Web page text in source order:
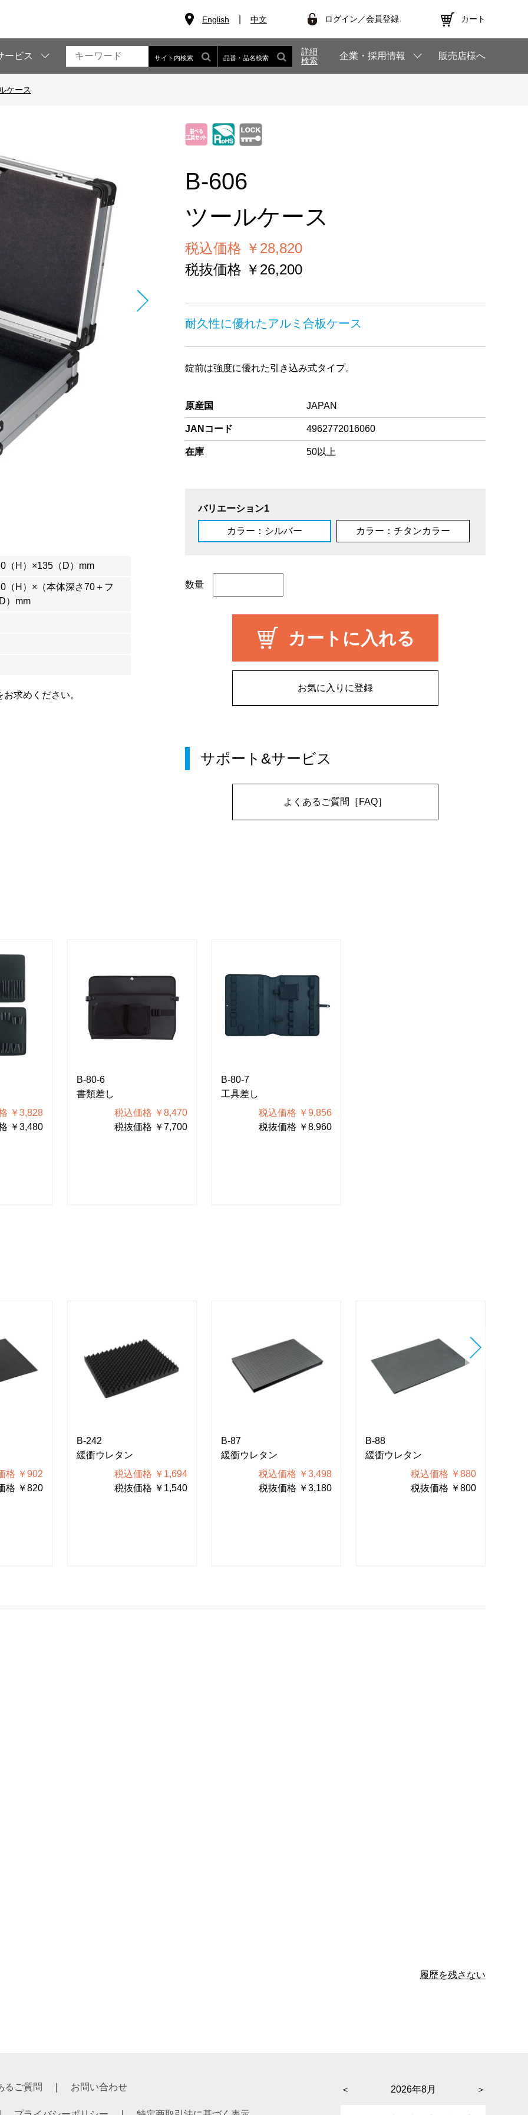
English 中文 ログイン／会員登録 カート
ービス サイト内検索 品番・品名検索
詳細
検索
企業・採用情報 販売店様へ
ケース
（H）×135（D）mm
（H）×（本体深さ70＋フ
）mm
求めください。
B-606
ツールケース
税込価格 ￥28,820
税抜価格 ￥26,200
耐久性に優れたアルミ合板ケース
錠前は強度に優れた引き込み式タイプ。
原産国 JAPAN
JANコード 4962772016060
在庫 50以上
バリエーション1
カラー：シルバー カラー：チタンカラー
数量
カートに入れる
お気に入りに登録
サポート&サービス
よくあるご質問［FAQ］
￥3,828
￥3,480
B-80-6
書類差し
税込価格 ￥8,470
税抜価格 ￥7,700
B-80-7
工具差し
税込価格 ￥9,856
税抜価格 ￥8,960
格 ￥902
格 ￥820
B-242
緩衝ウレタン
税込価格 ￥1,694
税抜価格 ￥1,540
B-87
緩衝ウレタン
税込価格 ￥3,498
税抜価格 ￥3,180
B-88
緩衝ウレタン
税込価格 ￥880
税抜価格 ￥800
履歴を残さない
るご質問 お問い合わせ ＜ ＞
2026年8月